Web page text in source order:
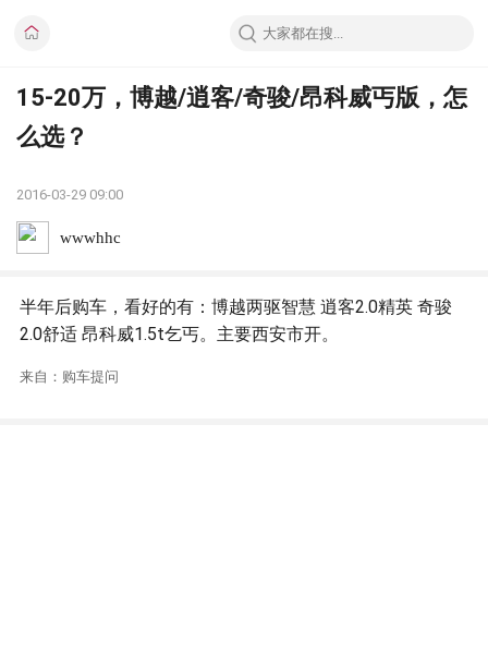
15-20万，博越/逍客/奇骏/昂科威丐版，怎
么选？
2016-03-29 09:00
wwwhhc
半年后购车，看好的有：博越两驱智慧 逍客2.0精英 奇骏
2.0舒适 昂科威1.5t乞丐。主要西安市开。
来自：购车提问